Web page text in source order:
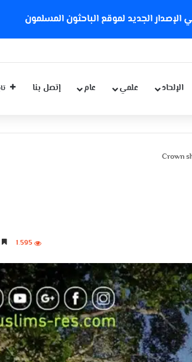
الإصدار الجديد لموقع الباحثون المسلمون
الإلحاد علمي عام إتصل بنا
1٬595 4 دقائق